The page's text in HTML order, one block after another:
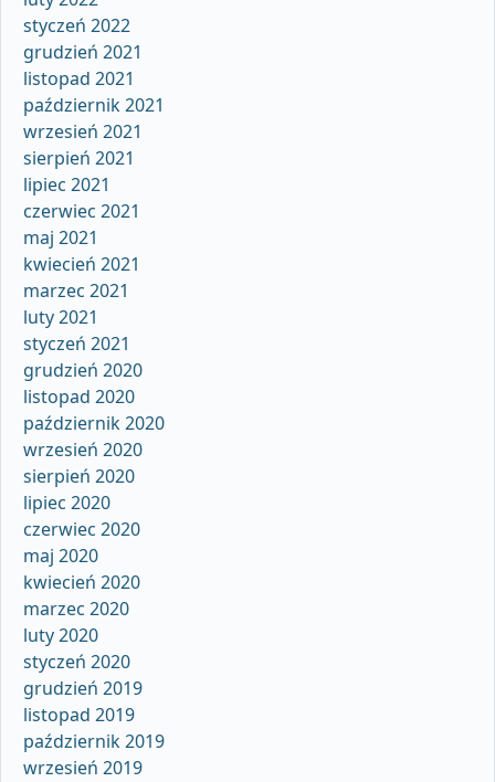
styczeń 2022
grudzień 2021
listopad 2021
październik 2021
wrzesień 2021
sierpień 2021
lipiec 2021
czerwiec 2021
maj 2021
kwiecień 2021
marzec 2021
luty 2021
styczeń 2021
grudzień 2020
listopad 2020
październik 2020
wrzesień 2020
sierpień 2020
lipiec 2020
czerwiec 2020
maj 2020
kwiecień 2020
marzec 2020
luty 2020
styczeń 2020
grudzień 2019
listopad 2019
październik 2019
wrzesień 2019